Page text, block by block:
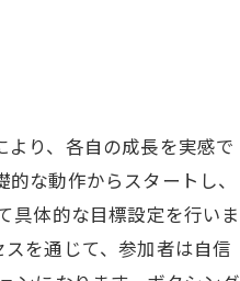
り、各自の成長を実感で
な動作からスタートし、
具体的な目標設定を行いま
を通じて、参加者は自信